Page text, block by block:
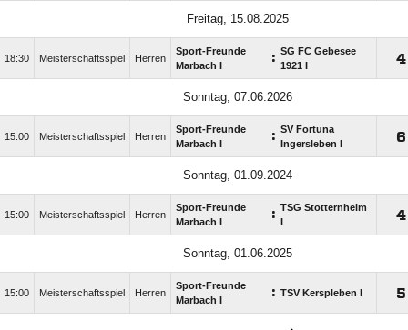
Freitag, 15.08.2025
18:30 Meisterschaftsspiel Herren
Sport-Freunde
Marbach I
: SG FC Gebesee
1921 I

Sonntag, 07.06.2026
15:00 Meisterschaftsspiel Herren
Sport-Freunde
Marbach I
: SV Fortuna
Ingersleben I

Sonntag, 01.09.2024
15:00 Meisterschaftsspiel Herren
Sport-Freunde
Marbach I
: TSG Stotternheim

Sonntag, 01.06.2025
15:00 Meisterschaftsspiel Herren
Sport-Freunde
Marbach I
: TSV Kerspleben I 